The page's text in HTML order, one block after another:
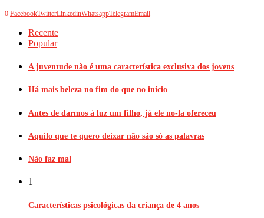
0 FacebookTwitterLinkedinWhatsappTelegramEmail
Recente
Popular
A juventude não é uma característica exclusiva dos jovens
Há mais beleza no fim do que no início
Antes de darmos à luz um filho, já ele no-la ofereceu
Aquilo que te quero deixar não são só as palavras
Não faz mal
1
Características psicológicas da criança de 4 anos